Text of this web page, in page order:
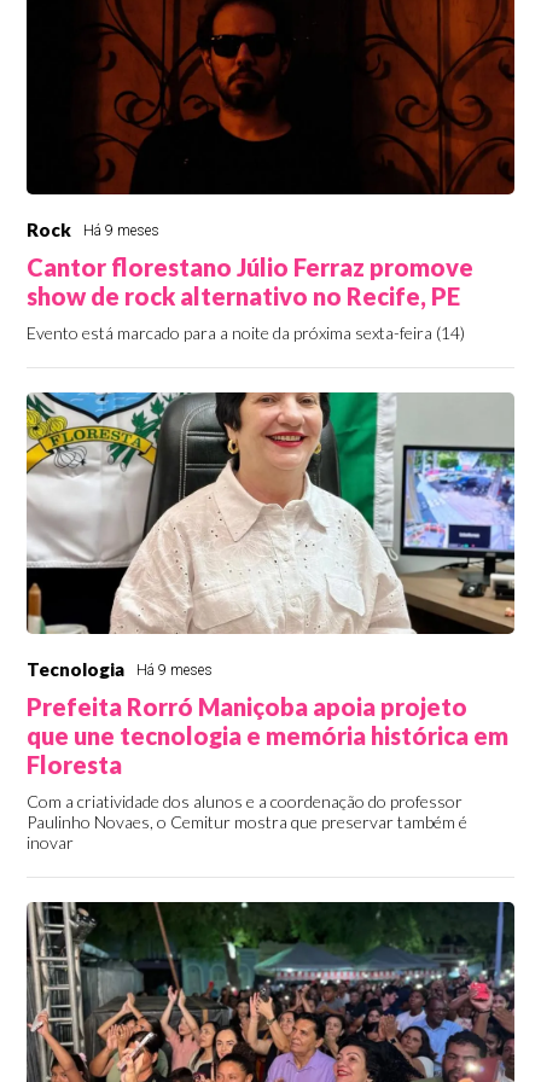
Rock Há 9 meses
Cantor florestano Júlio Ferraz promove
show de rock alternativo no Recife, PE
Evento está marcado para a noite da próxima sexta-feira (14)
Tecnologia Há 9 meses
Prefeita Rorró Maniçoba apoia projeto
que une tecnologia e memória histórica em
Floresta
Com a criatividade dos alunos e a coordenação do professor
Paulinho Novaes, o Cemitur mostra que preservar também é
inovar